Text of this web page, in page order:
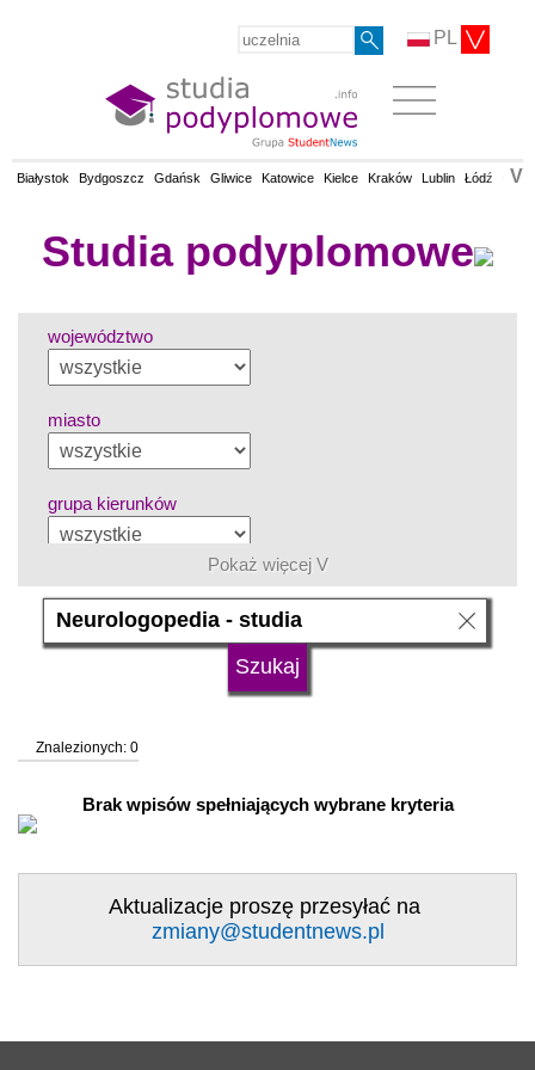
PL
Białystok Bydgoszcz Gdańsk Gliwice Katowice Kielce Kraków Lublin Łódź V
Studia podyplomowe
województwo
miasto
grupa kierunków
język
status uczelni
Pokaż więcej V
Znalezionych: 0
Brak wpisów spełniających wybrane kryteria
Aktualizacje proszę przesyłać na
zmiany@studentnews.pl